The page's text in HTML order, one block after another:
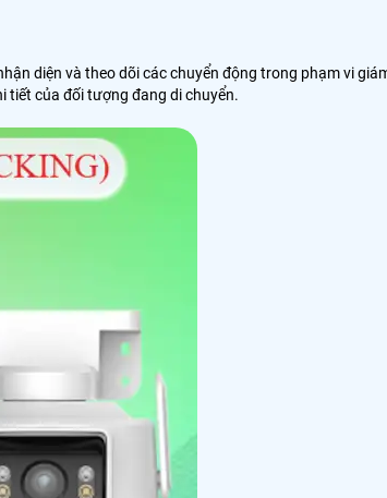
diện và theo dõi các chuyển động trong phạm vi
tiết của đối tượng đang di chuyển.